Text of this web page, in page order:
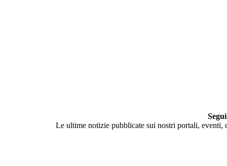
Le ultime notizie pubblicate sui nostri portali,